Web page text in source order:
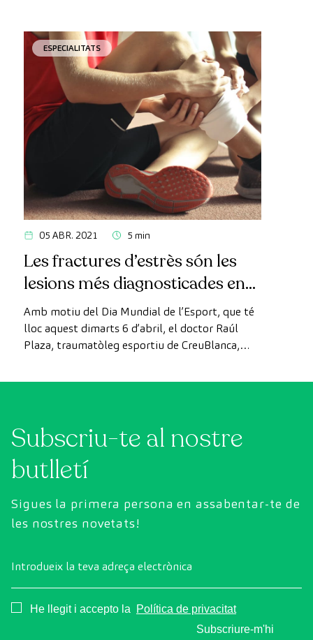
ESPECIALITATS
05 ABR. 2021 5 min
Les fractures d’estrès són les
lesions més diagnosticades en
esportistes amateurs
Amb motiu del Dia Mundial de l’Esport, que té
lloc aquest dimarts 6 d’abril, el doctor Raúl
Plaza, traumatòleg esportiu de CreuBlanca,
pràctica esportiva en la societat i de les
sent la gran […]
Subscriu-te al nostre
butlletí
Sigues la primera persona en assabentar-te de
les nostres novetats!
Introdueix la teva adreça electrònica
Consentimiento
He llegit i accepto la
Política de privacitat
Subscriure-m'hi